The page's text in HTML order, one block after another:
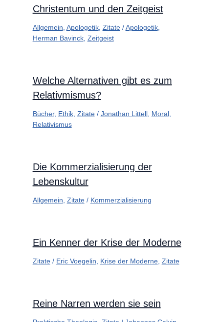
Christentum und den Zeitgeist
Allgemein Apologetik, Zitate/Apologetik,
Herman Bavinck, Zeitgeist
Welche Alternativen gibt es zum
Relativmismus?
Bücher, Ethik, Zitate/ Jonathan Littell, Moral,
Relativismus
Die Kommerzialisierung der
Lebenskultur
Allgemein Zitate/ Kommerzialisierung
Ein Kenner der Krise der Moderne
Zitate/ Eric Voegelin Krise der Moderne, Zitate
Reine Narren werden sie sein